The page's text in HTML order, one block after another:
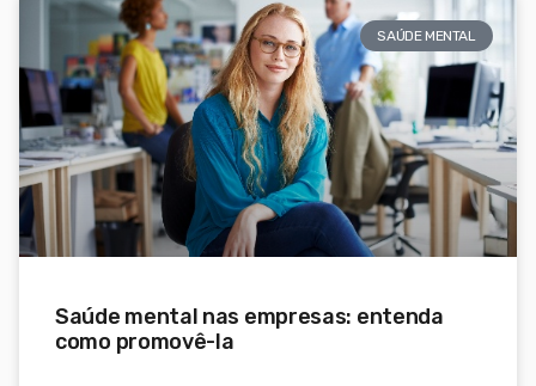
SAÚDE MENTAL
Saúde mental nas empresas: entenda
como promovê-la